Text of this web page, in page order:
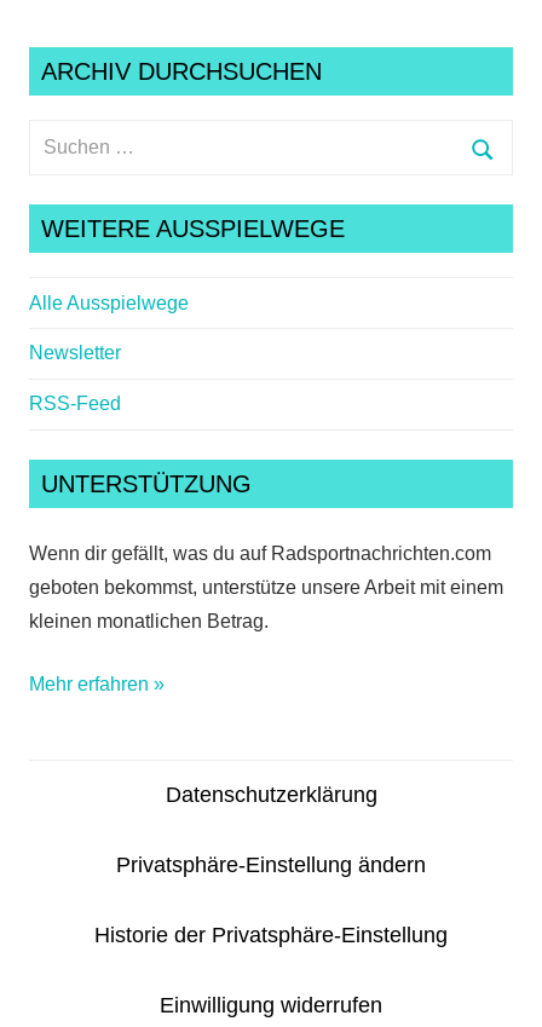
ARCHIV DURCHSUCHEN
Suchen
WEITERE AUSSPIELWEGE
Alle Ausspielwege
Newsletter
RSS-Feed
UNTERSTÜTZUNG
Wenn dir gefällt, was du auf Radsportnachrichten.com
geboten bekommst, unterstütze unsere Arbeit mit einem
kleinen monatlichen Betrag.
Mehr erfahren »
Datenschutzerklärung
Privatsphäre-Einstellung ändern
Historie der Privatsphäre-Einstellung
Einwilligung widerrufen